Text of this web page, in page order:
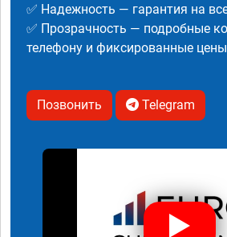
✅ Надежность — гарантия на
✅ Прозрачность — подробные
телефону и фиксированные
Позвонить Telegram